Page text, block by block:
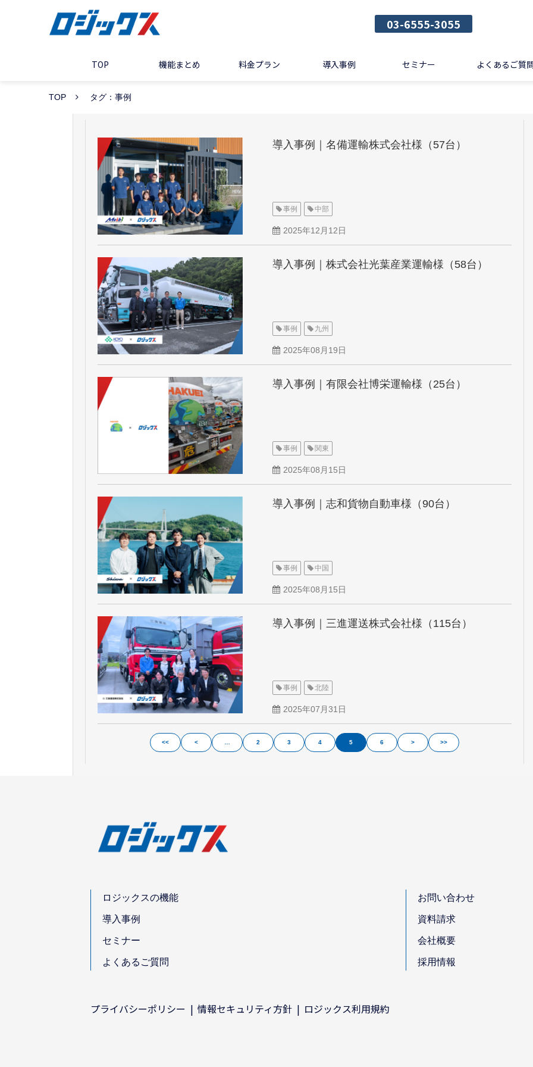
03-6555-3055
TOP 機能まとめ 料金プラン 導入事例 セミナー よくあるご質
TOP タグ：事例
導入事例｜名備運輸株式会社様（57台）
事例 中部
2025年12月12日
導入事例｜株式会社光葉産業運輸様（58台）
事例 九州
2025年08月19日
導入事例｜有限会社博栄運輸様（25台）
事例 関東
2025年08月15日
導入事例｜志和貨物自動車様（90台）
事例 中国
2025年08月15日
導入事例｜三進運送株式会社様（115台）
事例 北陸
2025年07月31日
<< < 2 3 4 5 6 > >>
ロジックスの機能
導入事例
セミナー
よくあるご質問
お問い合わせ
資料請求
会社概要
採用情報
プライバシーポリシー 情報セキュリティ方針 ロジックス利用規約